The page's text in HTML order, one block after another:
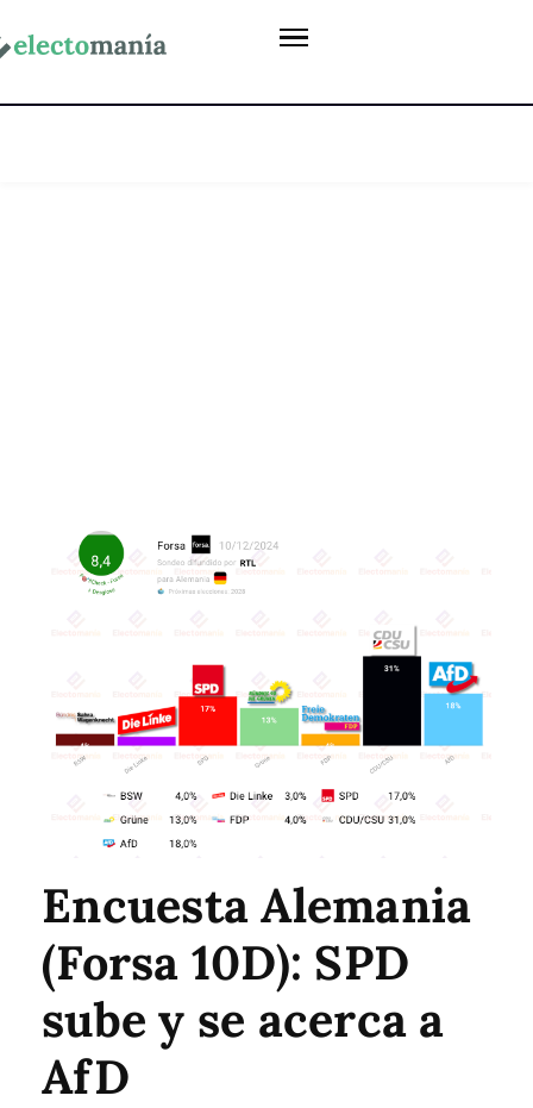
Encuesta Alemania
(Forsa 10D): SPD
sube y se acerca a
AfD